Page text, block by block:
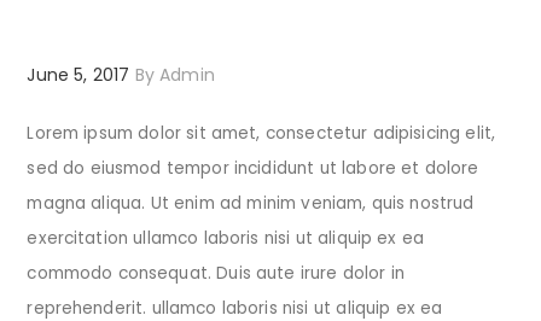
June 5, 2017 ByAdmin
Lorem ipsum dolor sit amet, consectetur adipisicing elit,
sed do eiusmod tempor incididunt ut labore et dolore
magna aliqua. Ut enim ad minim veniam, quis nostrud
exercitation ullamco laboris nisi ut aliquip ex ea
commodo consequat. Duis aute irure dolor in
reprehenderit. ullamco laboris nisi ut aliquip ex ea